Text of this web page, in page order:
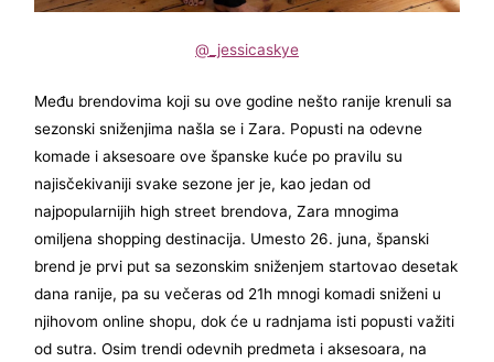
@_jessicaskye
Među brendovima koji su ove godine nešto ranije krenuli sa
sezonski sniženjima našla se i Zara. Popusti na odevne
komade i aksesoare ove španske kuće po pravilu su
najisčekivaniji svake sezone jer je, kao jedan od
najpopularnijih high street brendova, Zara mnogima
omiljena shopping destinacija. Umesto 26. juna, španski
brend je prvi put sa sezonskim sniženjem startovao desetak
dana ranije, pa su večeras od 21h mnogi komadi sniženi u
njihovom online shopu, dok će u radnjama isti popusti važiti
od sutra. Osim trendi odevnih predmeta i aksesoara, na